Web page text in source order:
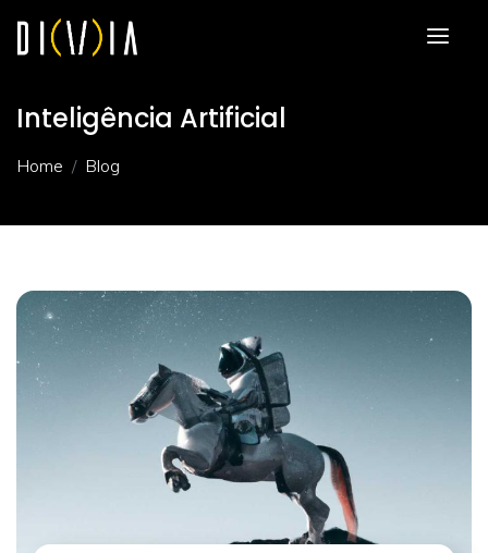
Inteligência Artificial
Home Blog